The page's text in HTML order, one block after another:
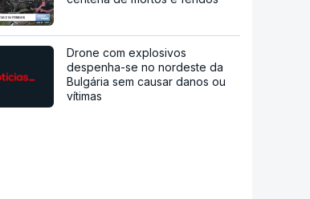
Drone com explosivos
despenha-se no nordeste da
Bulgária sem causar danos ou
vítimas